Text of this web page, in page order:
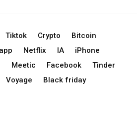
Tiktok Crypto
Bitcoin
Netflix IA
iPhone
Meetic Facebook
Tinder
Voyage
Black friday